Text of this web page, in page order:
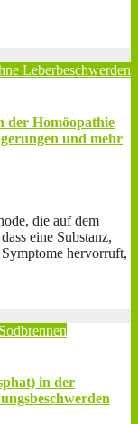
Leberbeschwerden
der Homöopathie
und mehr
die auf dem
eine Substanz,
hervorruft,
Sodbrennen
in der